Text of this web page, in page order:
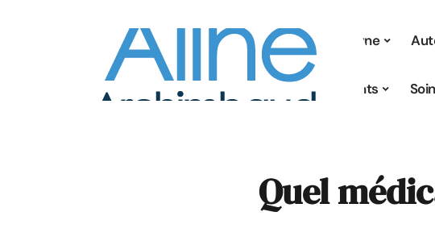
À la une
Parents
Quel